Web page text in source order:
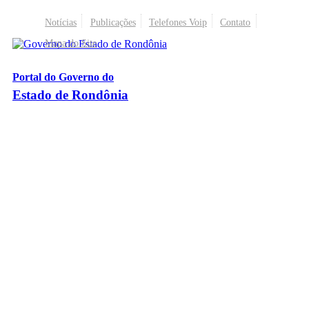
Notícias Publicações Telefones Voip
Contato
Mapa do Site
Portal do Governo do
Estado de Rondônia